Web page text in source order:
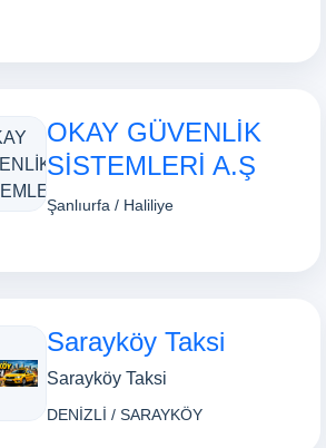
OKAY GÜVENLİK
SİSTEMLERİ A.Ş
Şanlıurfa / Haliliye
Sarayköy Taksi
Sarayköy Taksi
DENİZLİ / SARAYKÖY